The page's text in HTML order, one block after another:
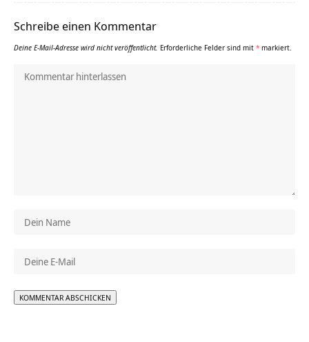
Schreibe einen Kommentar
Deine E-Mail-Adresse wird nicht veröffentlicht. Erforderliche Felder sind mit * markiert.